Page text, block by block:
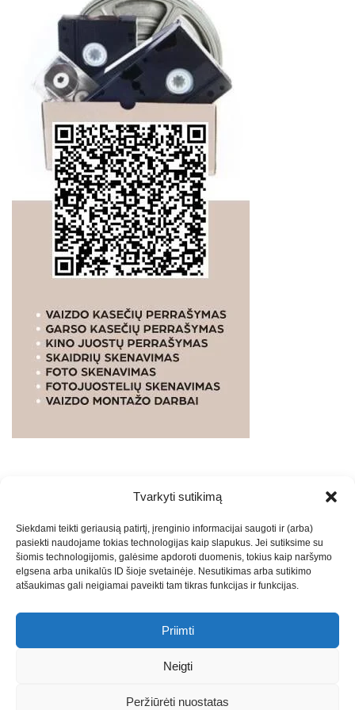
Tvarkyti sutikimą
Siekdami teikti geriausią patirtį, įrenginio informacijai saugoti ir (arba)
pasiekti naudojame tokias technologijas kaip slapukus. Jei sutiksime su
šiomis technologijomis, galėsime apdoroti duomenis, tokius kaip naršymo
elgsena arba unikalūs ID šioje svetainėje. Nesutikimas arba sutikimo
atšaukimas gali neigiamai paveikti tam tikras funkcijas ir funkcijas.
Priimti
Neigti
Peržiūrėti nuostatas
PASLAUGOS. SEO tekstų rašymas, turinio kūrimas,
straipsnių rašymas ir talpinimas į mūsų valdomas
svetaines.2026Armijai.LTTheme: Express News ByAdore
Themes.
Marketingo agentūra -Teisinės
-Saulius Narbutas